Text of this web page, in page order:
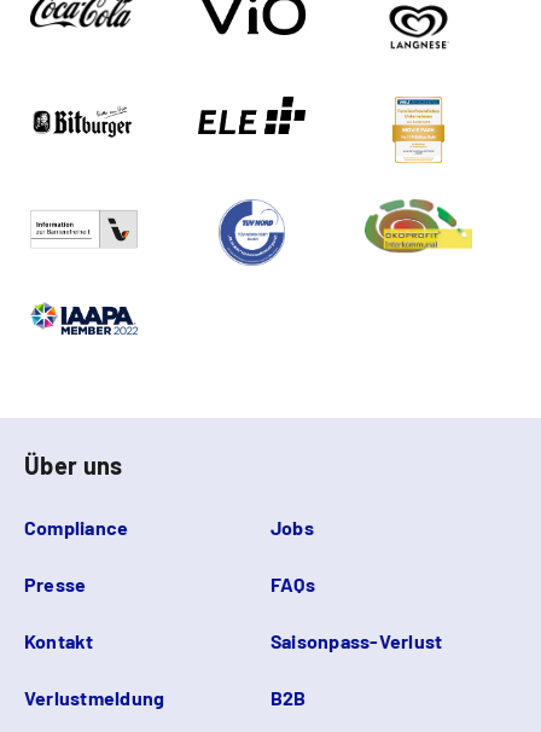
Über uns
Compliance Jobs
Presse FAQs
Kontakt Saisonpass-Verlust
Verlustmeldung B2B